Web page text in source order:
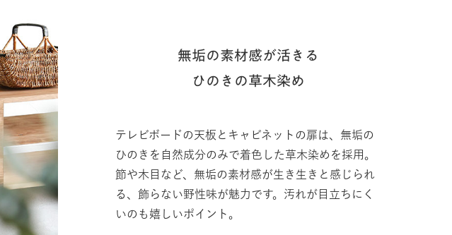
無垢の素材感が活きる
ひのきの草木染め
テレビボードの天板とキャビネットの扉は、無垢の
ひのきを自然成分のみで着色した草木染めを採用。
節や木目など、無垢の素材感が生き生きと感じられ
る、飾らない野性味が魅力です。汚れが目立ちにく
いのも嬉しいポイント。